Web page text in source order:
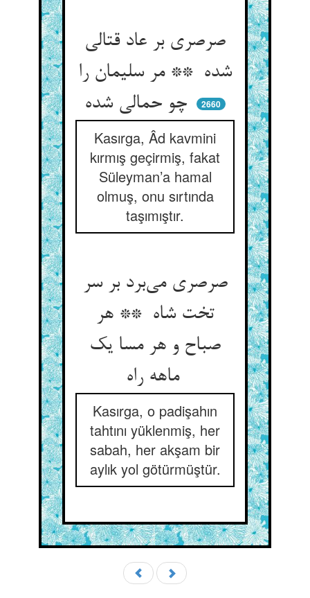
صرصری بر عاد قتالی
شده ** مر سلیمان را
2660
Kasırga, Âd kavmini
kırmış geçirmiş, fakat
Süleyman’a hamal
olmuş, onu sırtında
taşımıştır.
صرصری می‌برد بر سر
تخت شاه ** هر
صباح و هر مسا یک
ماهه راه
Kasırga, o padişahın
tahtını yüklenmiş, her
sabah, her akşam bir
aylık yol götürmüştür.